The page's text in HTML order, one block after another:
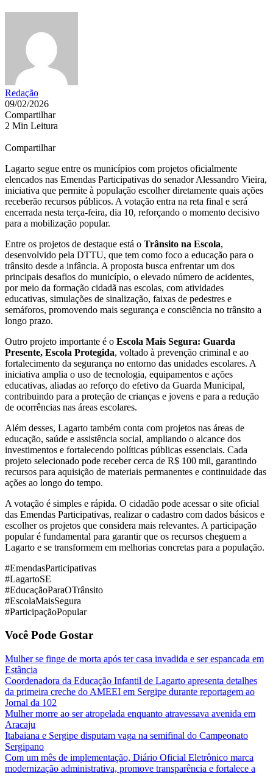
Redação
09/02/2026
Compartilhar
2 Min Leitura
Compartilhar
Lagarto segue entre os municípios com projetos oficialmente
elencados nas Emendas Participativas do senador Alessandro Vieira,
iniciativa que permite à população escolher diretamente quais ações
receberão recursos públicos. A votação entra na reta final e será
encerrada nesta terça-feira, dia 10, reforçando o momento decisivo
para a mobilização popular.
Entre os projetos de destaque está o Trânsito na Escola,
desenvolvido pela DTTU, que tem como foco a educação para o
trânsito desde a infância. A proposta busca enfrentar um dos
principais desafios do município, o elevado número de acidentes,
por meio da formação cidadã nas escolas, com atividades
educativas, simulações de sinalização, faixas de pedestres e
semáforos, promovendo mais segurança e consciência no trânsito a
longo prazo.
Outro projeto importante é o Escola Mais Segura: Guarda
Presente, Escola Protegida, voltado à prevenção criminal e ao
fortalecimento da segurança no entorno das unidades escolares. A
iniciativa amplia o uso de tecnologia, equipamentos e ações
educativas, aliadas ao reforço do efetivo da Guarda Municipal,
contribuindo para a proteção de crianças e jovens e para a redução
de ocorrências nas áreas escolares.
Além desses, Lagarto também conta com projetos nas áreas de
educação, saúde e assistência social, ampliando o alcance dos
investimentos e fortalecendo políticas públicas essenciais. Cada
projeto selecionado pode receber cerca de R$ 100 mil, garantindo
recursos para aquisição de materiais permanentes e continuidade das
ações ao longo do tempo.
A votação é simples e rápida. O cidadão pode acessar o site oficial
das Emendas Participativas, realizar o cadastro com dados básicos e
escolher os projetos que considera mais relevantes. A participação
popular é fundamental para garantir que os recursos cheguem a
Lagarto e se transformem em melhorias concretas para a população.
#EmendasParticipativas
#LagartoSE
#EducaçãoParaOTrânsito
#EscolaMaisSegura
#ParticipaçãoPopular
Você Pode Gostar
Mulher se finge de morta após ter casa invadida e ser espancada em
Estância
Coordenadora da Educação Infantil de Lagarto apresenta detalhes
da primeira creche do AMEEI em Sergipe durante reportagem ao
Jornal da 102
Mulher morre ao ser atropelada enquanto atravessava avenida em
Aracaju
Itabaiana e Sergipe disputam vaga na semifinal do Campeonato
Sergipano
Com um mês de implementação, Diário Oficial Eletrônico marca
modernização administrativa, promove transparência e fortalece a